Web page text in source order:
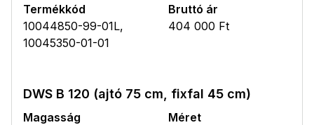
Termékkód
10044850-99-01L,
10045350-01-01
Bruttó ár
404 000 Ft
DWS B 120 (ajtó 75 cm, fixfal 45 cm)
Magasság
Méret